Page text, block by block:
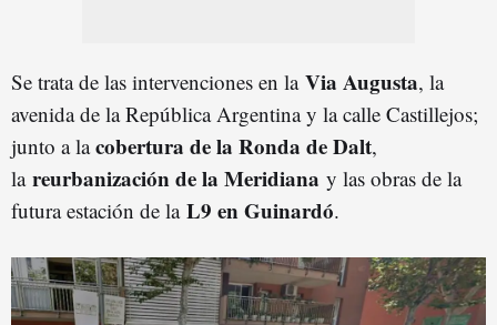
Se trata de las intervenciones en la Via Augusta, la
avenida de la República Argentina y la calle Castillejos;
junto a lacobertura de la Ronda de Dalt,
la reurbanización de la Meridiana y las obras de la
futura estación de la L9 en Guinardó.